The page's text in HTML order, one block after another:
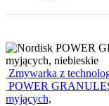
Zmywarka z
POWER
myjących,